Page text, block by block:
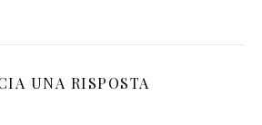
UNA RISPOSTA